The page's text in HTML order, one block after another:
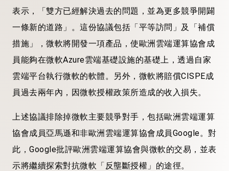
表示，「雙方已經解決過去的問題，並為更多競爭開闢
一條新的道路」。這份協議包括「平等訪問」及「補償
措施」，微軟將開發一項產品，使歐洲雲端運算協會成
員能夠在微軟Azure雲端基礎設施的基礎上，透過自家
雲端平台執行微軟的軟體。另外，微軟將賠償CISPE成
員過去兩年內，因微軟授權政策所造成的收入損失。
上述協議排除掉微軟主要競爭對手，包括歐洲雲端運算
協會成員亞馬遜和非歐洲雲端運算協會成員Google。對
此，Google批評歐洲雲端運算協會與微軟的交易，並表
示將繼續探索對抗微軟「反壟斷授權」的途徑。